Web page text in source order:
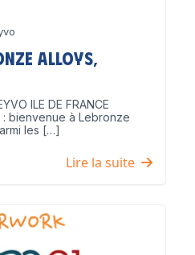
Alloys,
ILE DE FRANCE
: bienvenue à Lebronze
les […]
Lire la suite